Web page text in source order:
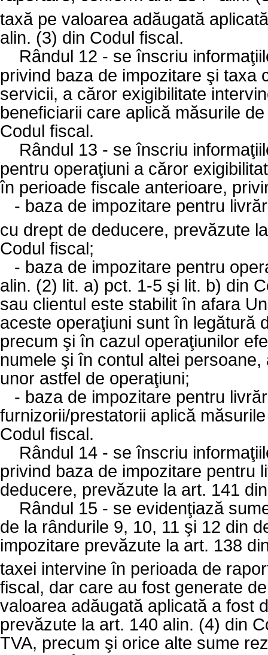
taxă pe valoarea adăugată
alin. (3) din Codul fiscal.
Rândul 12 - se înscriu
privind baza de impozitare şi taxa
servicii, a căror exigibilitate
beneficiarii care aplică măsurile
Codul fiscal.
Rândul 13 - se înscriu
pentru operaţiuni a căror
în perioade fiscale anterioare,
- baza de impozitare pentru
cu drept de deducere, prevăzute
Codul fiscal;
- baza de impozitare pentru
alin. (2) lit. a) pct. 1-5 şi lit. b) din
sau clientul este stabilit în afara
aceste operaţiuni sunt în legătură
precum şi în cazul operaţiunilor
numele şi în contul altei
unor astfel de operaţiuni;
- baza de impozitare pentru
furnizorii/prestatorii aplică
Codul fiscal.
Rândul 14 - se înscriu
privind baza de impozitare pentru
deducere, prevăzute la art. 141
Rândul 15 - se evidenţiază
de la rândurile 9, 10, 11 şi 12 din
impozitare prevăzute la art. 138
taxei intervine în perioada de
fiscal, dar care au fost generate
valoarea adăugată aplicată a fost
prevăzute la art. 140 alin. (4) din
TVA, precum şi orice alte sume